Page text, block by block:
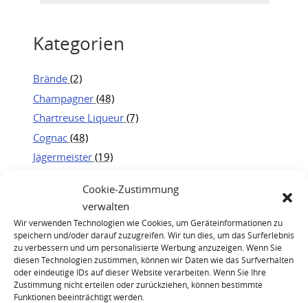
Cookie-Zustimmung
verwalten
Wir verwenden Technologien wie Cookies, um Geräteinformationen zu
speichern und/oder darauf zuzugreifen. Wir tun dies, um das Surferlebnis
zu verbessern und um personalisierte Werbung anzuzeigen. Wenn Sie
diesen Technologien zustimmen, können wir Daten wie das Surfverhalten
oder eindeutige IDs auf dieser Website verarbeiten. Wenn Sie Ihre
Zustimmung nicht erteilen oder zurückziehen, können bestimmte
Funktionen beeinträchtigt werden.
Kategorien
Brände (2)
Champagner (48)
Chartreuse Liqueur (7)
Cognac (48)
Jägermeister (19)
(21)
Whisky (83)